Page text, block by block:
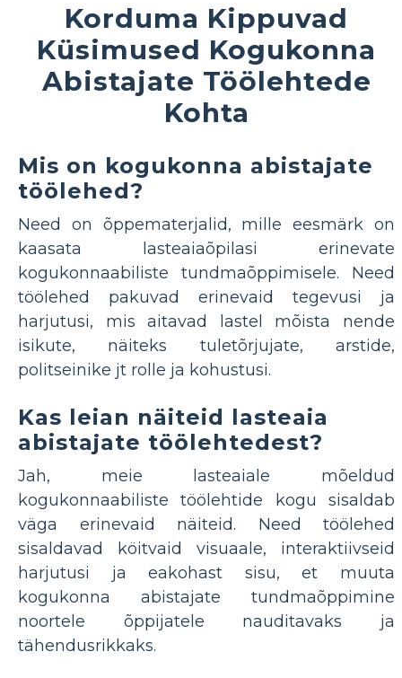
Korduma Kippuvad
Küsimused Kogukonna
Abistajate Töölehtede
Kohta
Mis on kogukonna abistajate
töölehed?
Need on õppematerjalid, mille eesmärk on
kaasata lasteaiaõpilasi erinevate
kogukonnaabiliste tundmaõppimisele. Need
töölehed pakuvad erinevaid tegevusi ja
harjutusi, mis aitavad lastel mõista nende
isikute, näiteks tuletõrjujate, arstide,
politseinike jt rolle ja kohustusi.
Kas leian näiteid lasteaia
abistajate töölehtedest?
Jah, meie lasteaiale mõeldud
kogukonnaabiliste töölehtide kogu sisaldab
väga erinevaid näiteid. Need töölehed
sisaldavad köitvaid visuaale, interaktiivseid
harjutusi ja eakohast sisu, et muuta
kogukonna abistajate tundmaõppimine
noortele õppijatele nauditavaks ja
tähendusrikkaks.